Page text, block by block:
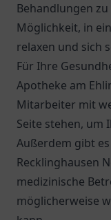
Behandlungen
Möglichkeit, in
relaxen und sich
Für Ihre
Apotheke am
Mitarbeiter mit
Seite stehen, um
Außerdem gibt
Recklinghausen
medizinische
möglicherweise